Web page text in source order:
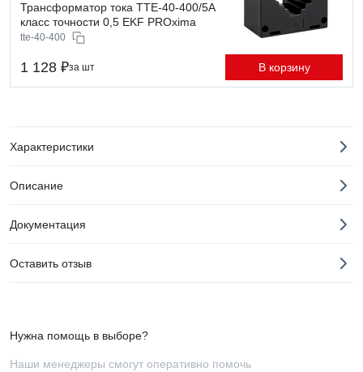
Трансформатор тока ТТЕ-40-400/5А
класс точности 0,5 EKF PROxima
tte-40-400
1 128 ₽за шт В корзину
Характеристики
Описание
Документация
Оставить отзыв
Нужна помощь в выборе?
Наши менеджеры смогут оперативно помочь